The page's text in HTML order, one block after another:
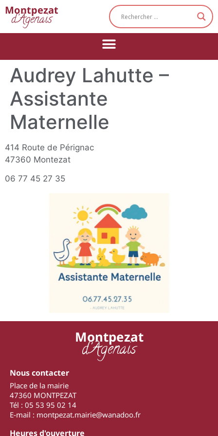
Montpezat
d'Agenais
Audrey Lahutte –
Assistante
Maternelle
414 Route de Pérignac
47360 Montezat
06 77 45 27 35
Montpezat
d'Agenais
Nous contacter
Place de la mairie
47360 MONTPEZAT
Tél : 05 53 95 02 14
E-mail : montpezat.mairie@wanadoo.fr
Heures d'ouverture
Cookies management panel